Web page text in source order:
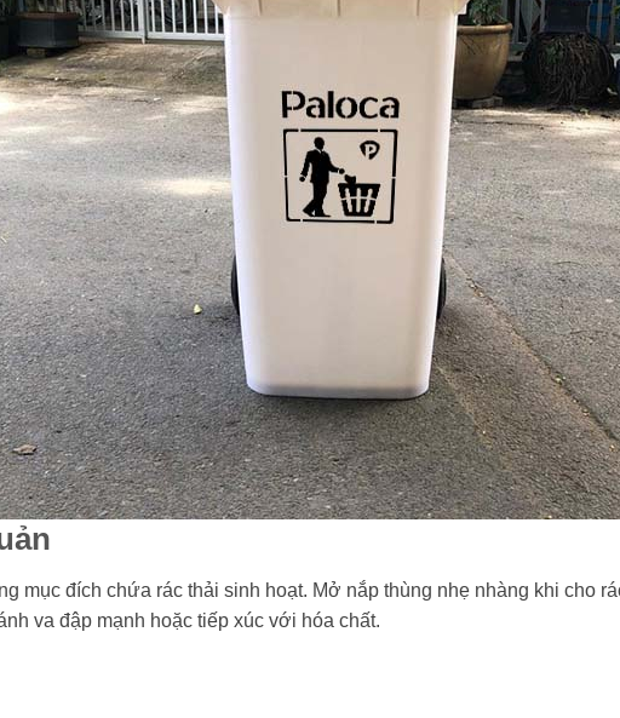
mục đích chứa rác thải sinh hoạt. Mở nắp thùng nhẹ nhàng khi cho
va đập mạnh hoặc tiếp xúc với hóa chất.